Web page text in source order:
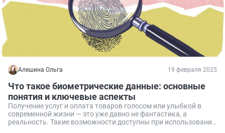
Алешина Ольга 19 февраля 2025
Что такое биометрические данные: основные
понятия и ключевые аспекты
Получение услуг и оплата товаров голосом или улыбкой в
современной жизни — это уже давно не фантастика, а
реальность. Такие возможности доступны при использовании